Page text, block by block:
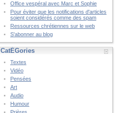
Office vespéral avec Marc et Sophie
Pour éviter que les notifications d'articles
soient considérés comme des spam
Ressources chrétiennes sur le web
S'abonner au blog
CatÉGories
Textes
Vidéo
Pensées
Art
Audio
Humour